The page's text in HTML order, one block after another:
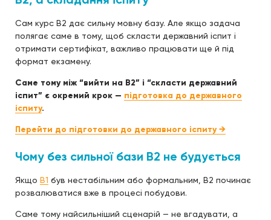
Сам курс B2 дає сильну мовну базу. Але якщо задача
полягає саме в тому, щоб скласти державний іспит і
отримати сертифікат, важливо працювати ще й під
формат екзамену.
Саме тому між “вийти на B2” і “скласти державний
іспит” є окремий крок — підготовка до державного
іспиту.
Перейти до підготовки до державного іспиту →
Чому без сильної бази B2 не будується
Якщо B1 був нестабільним або формальним, B2 починає
розвалюватися вже в процесі побудови.
Саме тому найсильніший сценарій — не вгадувати, а